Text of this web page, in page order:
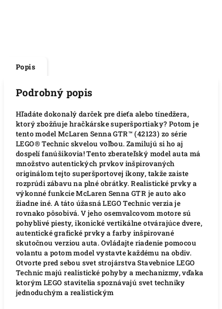
Popis
Podrobný popis
Hľadáte dokonalý darček pre dieťa alebo tínedžera,
ktorý zbožňuje hračkárske superšportiaky? Potom je
tento model McLaren Senna GTR™ (42123) zo série
LEGO® Technic skvelou voľbou. Zamilujú si ho aj
dospelí fanúšikovia! Tento zberateľský model auta má
množstvo autentických prvkov inšpirovaných
originálom tejto superšportovej ikony, takže zaiste
rozprúdi zábavu na plné obrátky. Realistické prvky a
výkonné funkcie McLaren Senna GTR je auto ako
žiadne iné. A táto úžasná LEGO Technic verzia je
rovnako pôsobivá. V jeho osemvalcovom motore sú
pohyblivé piesty, ikonické vertikálne otvárajúce dvere,
autentické grafické prvky a farby inšpirované
skutočnou verziou auta. Ovládajte riadenie pomocou
volantu a potom model vystavte každému na obdiv.
Otvorte pred sebou svet strojárstva Stavebnice LEGO
Technic majú realistické pohyby a mechanizmy, vďaka
ktorým LEGO stavitelia spoznávajú svet techniky
jednoduchým a realistickým